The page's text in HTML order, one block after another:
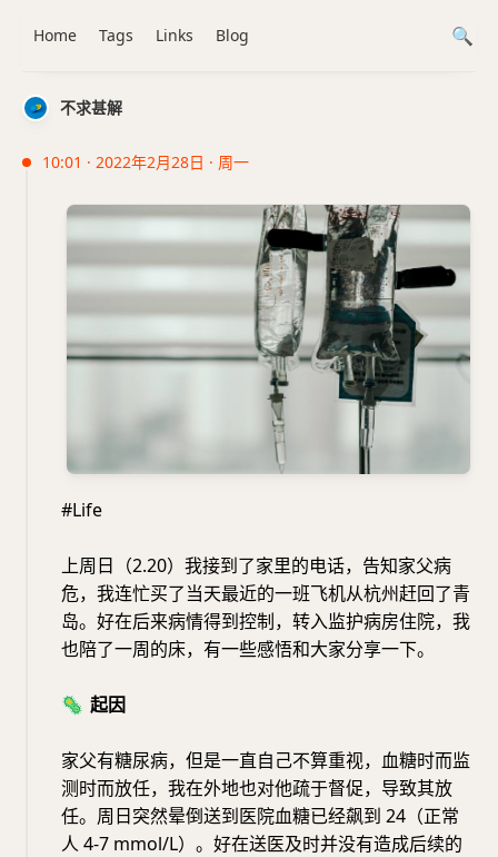
不求甚解
10:01 · 2022年2月28日 · 周一
#Life
上周日（2.20）我接到了家里的电话，告知家父病
危，我连忙买了当天最近的一班飞机从杭州赶回了青
岛。好在后来病情得到控制，转入监护病房住院，我
也陪了一周的床，有一些感悟和大家分享一下。
🦠 起因
家父有糖尿病，但是一直自己不算重视，血糖时而监
测时而放任，我在外地也对他疏于督促，导致其放
任。周日突然晕倒送到医院血糖已经飙到 24（正常
人 4-7 mmol/L）。好在送医及时并没有造成后续的
Home Tags Links Blog